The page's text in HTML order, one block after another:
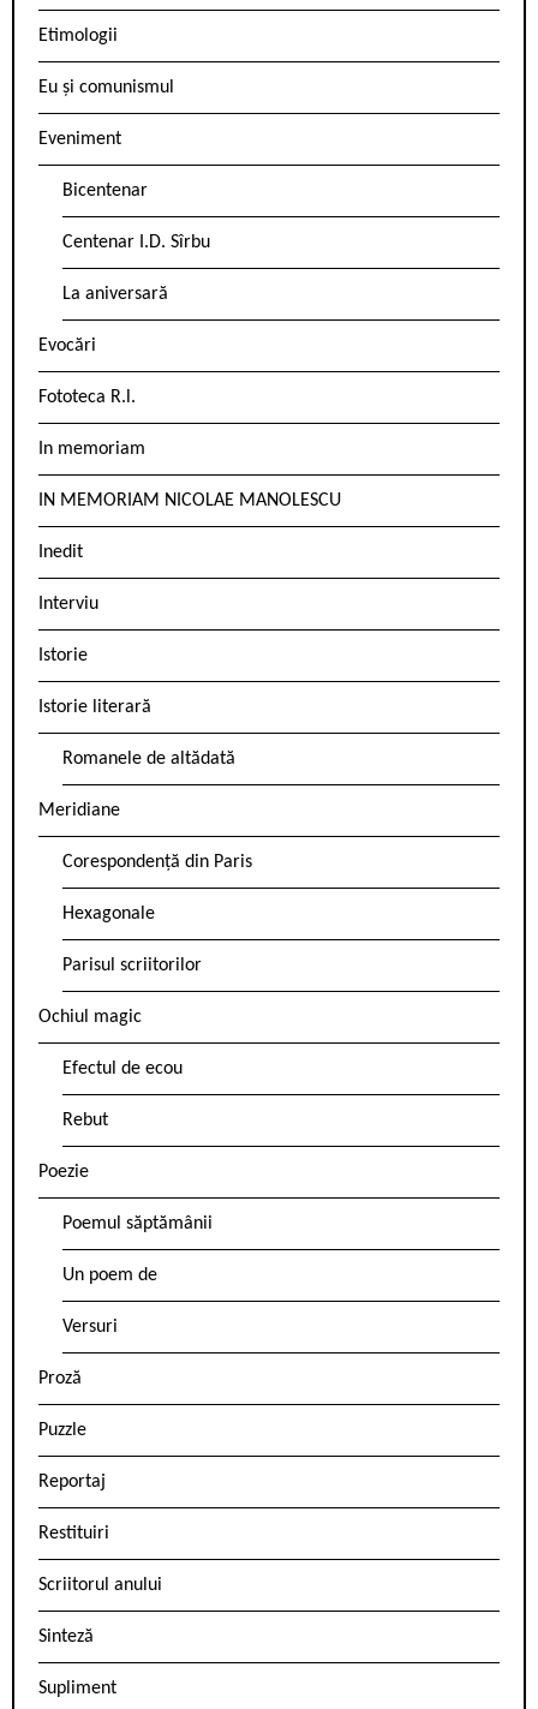
Etimologii
Eu și comunismul
Eveniment
Bicentenar
Centenar I.D. Sîrbu
La aniversară
Evocări
Fototeca R.l.
In memoriam
IN MEMORIAM NICOLAE MANOLESCU
Inedit
Interviu
Istorie
Istorie literară
Romanele de altădată
Meridiane
Corespondență din Paris
Hexagonale
Parisul scriitorilor
Ochiul magic
Efectul de ecou
Rebut
Poezie
Poemul săptămânii
Un poem de
Versuri
Proză
Puzzle
Reportaj
Restituiri
Scriitorul anului
Sinteză
Supliment